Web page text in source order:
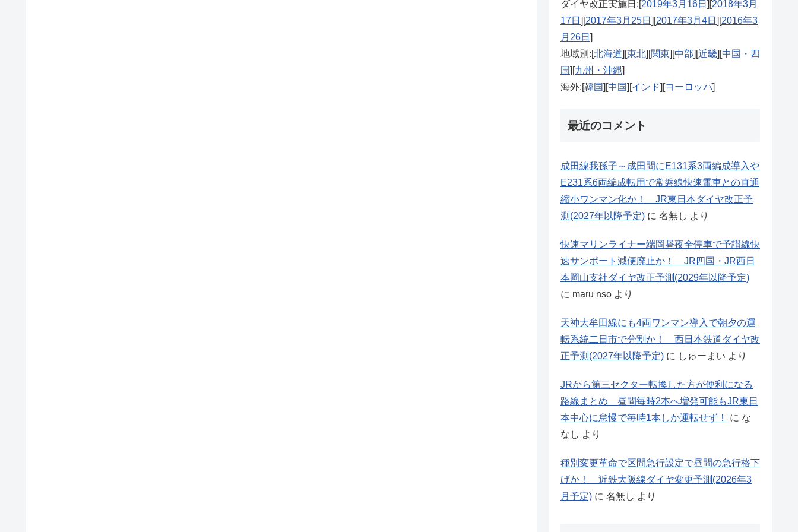
ダイヤ改正実施日:[2019年3月16日 ][2018年3月
17日 ][2017年3月25日 ][2017年3月4日 ][2016年3
月26日 ]
地域別:[北海道][東北][関東][中部][近畿][中国・四
国][九州・沖縄]
海外:[韓国][中国][インド][ヨーロッパ]
最近のコメント
成田線我孫子～成田間にE131系3両編成導入や
E231系6両編成転用で常磐線快速電車との直通
縮小ワンマン化か！ JR東日本ダイヤ改正予
測(2027年以降予定) に 名無し より
快速マリンライナー端岡昼夜全停車で予讃線快
速サンポート減便廃止か！ JR四国・JR西日
本岡山支社ダイヤ改正予測(2029年以降予定)
に maru nso より
天神大牟田線にも4両ワンマン導入で朝夕の運
転系統二日市で分割か！ 西日本鉄道ダイヤ改
正予測(2027年以降予定) に しゅーまい より
JRから第三セクター転換した方が便利になる
路線まとめ 昼間毎時2本へ増発可能もJR東日
本中心に怠慢で毎時1本しか運転せず！
に な
なし より
種別変更革命で区間急行設定で昼間の急行格下
げか！ 近鉄大阪線ダイヤ変更予測(2026年3
月予定) に 名無し より